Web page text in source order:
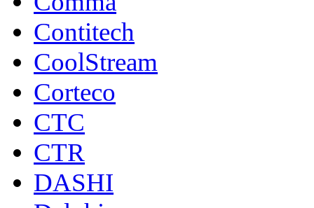
Contitech
CoolStream
Corteco
CTC
CTR
DASHI